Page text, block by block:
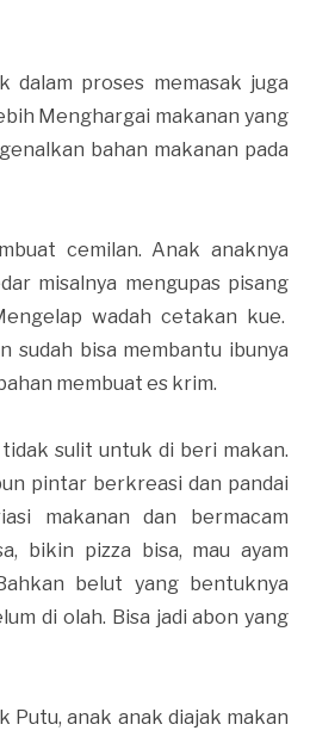
dalam proses memasak juga
Menghargai makanan yang
bahan makanan pada
cemilan. Anak anaknya
misalnya mengupas pisang
wadah cetakan kue.
sudah bisa membantu ibunya
membuat es krim.
sulit untuk di beri makan.
pintar berkreasi dan pandai
makanan dan bermacam
bikin pizza bisa, mau ayam
belut yang bentuknya
di olah. Bisa jadi abon yang
Putu, anak anak diajak makan